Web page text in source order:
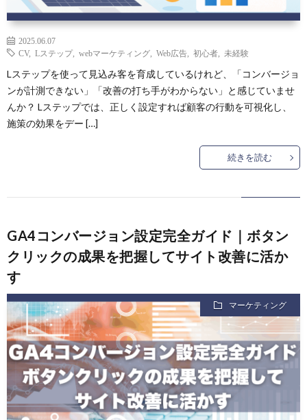
2025.06.07
CV, Lステップ, webマーケティング Web広告 初心者 未経験
Lステップを使って見込み客を育成しているけれど、「コンバージョ
ンが計測できない」「改善の打ち手がわからない」と感じていませ
んか？ Lステップでは、正しく設定すれば顧客の行動を可視化し、
施策の効果をデー […]
続きを読む
GA4コンバージョン設定完全ガイド｜ボタン
クリックの成果を把握してサイト改善に活か
す
マーケティング